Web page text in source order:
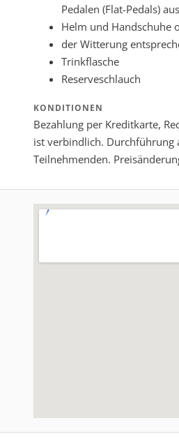
Pedalen (Flat-Pedals)
Helm und Handschuhe
der Witterung
Trinkflasche
Reserveschlauch
KONDITIONEN
Bezahlung per Kreditkarte,
ist verbindlich. Durchführung
Teilnehmenden.